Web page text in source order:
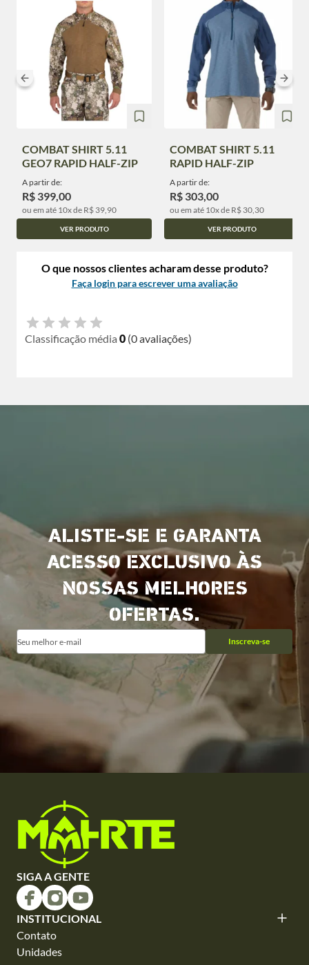
COMBAT SHIRT 5.11
GEO7 RAPID HALF-ZIP
A partir de:
R$ 399,00
ou em até 10x de R$ 39,90
VER PRODUTO
COMBAT SHIRT 5.11
RAPID HALF-ZIP
A partir de:
R$ 303,00
ou em até 10x de R$ 30,30
VER PRODUTO
O que nossos clientes acharam desse produto?
Faça login para escrever uma avaliação
Classificação média 0 (0 avaliações)
ALISTE-SE E GARANTA
ACESSO EXCLUSIVO ÀS
NOSSAS MELHORES
OFERTAS.
Inscreva-se
SIGA A GENTE
INSTITUCIONAL
Contato
Unidades